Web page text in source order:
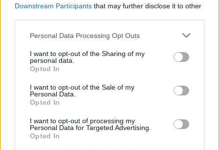
Downstream Participants that may further disclose it to other
Personal Data Processing Opt Outs
I want to opt-out of the Sharing of my
personal data.
Opted In
I want to opt-out of the Sale of my
Personal Data.
Opted In
I want to opt-out of processing my
Personal Data for Targeted Advertising.
Opted In
Οι εργαζόμενοι ξεκινούν κλιμακούμενες
κινητοποιήσεις, με στάσεις εργασίας στις 7 και 8
Μαρτίου, ενώ συμμετέχουν στη γενική απεργία
κλείσιμο της εφημερίας αν δεν αποσυρθεί το
σχέδιο νόμου.